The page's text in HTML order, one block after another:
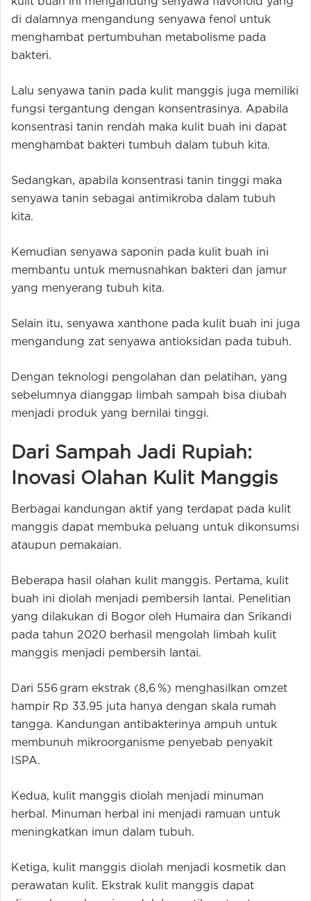
di dalamnya mengandung senyawa fenol untuk
menghambat pertumbuhan metabolisme pada
bakteri.
Lalu senyawa tanin pada kulit manggis juga memiliki
fungsi tergantung dengan konsentrasinya. Apabila
konsentrasi tanin rendah maka kulit buah ini dapat
menghambat bakteri tumbuh dalam tubuh kita.
Sedangkan, apabila konsentrasi tanin tinggi maka
senyawa tanin sebagai antimikroba dalam tubuh
kita.
Kemudian senyawa saponin pada kulit buah ini
membantu untuk memusnahkan bakteri dan jamur
yang menyerang tubuh kita.
Selain itu, senyawa xanthone pada kulit buah ini juga
mengandung zat senyawa antioksidan pada tubuh.
Dengan teknologi pengolahan dan pelatihan, yang
sebelumnya dianggap limbah sampah bisa diubah
menjadi produk yang bernilai tinggi.
Dari Sampah Jadi Rupiah:
Inovasi Olahan Kulit Manggis
Berbagai kandungan aktif yang terdapat pada kulit
manggis dapat membuka peluang untuk dikonsumsi
ataupun pemakaian.
Beberapa hasil olahan kulit manggis. Pertama, kulit
buah ini diolah menjadi pembersih lantai. Penelitian
yang dilakukan di Bogor oleh Humaira dan Srikandi
pada tahun 2020 berhasil mengolah limbah kulit
manggis menjadi pembersih lantai.
Dari 556 gram ekstrak (8,6 %) menghasilkan omzet
hampir Rp 33.95 juta hanya dengan skala rumah
tangga. Kandungan antibakterinya ampuh untuk
membunuh mikroorganisme penyebab penyakit
ISPA.
Kedua, kulit manggis diolah menjadi minuman
herbal. Minuman herbal ini menjadi ramuan untuk
meningkatkan imun dalam tubuh.
Ketiga, kulit manggis diolah menjadi kosmetik dan
perawatan kulit. Ekstrak kulit manggis dapat